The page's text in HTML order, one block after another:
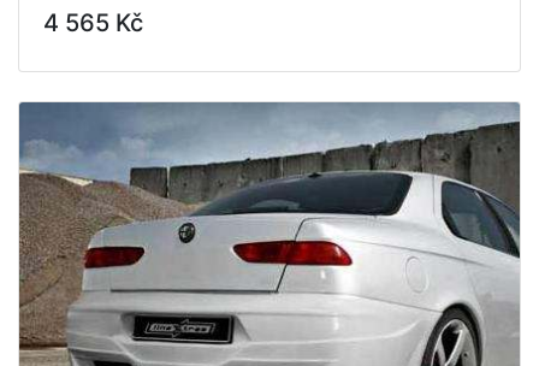
4 565 Kč